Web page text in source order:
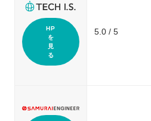
HP
を
見
る
5.0 / 5